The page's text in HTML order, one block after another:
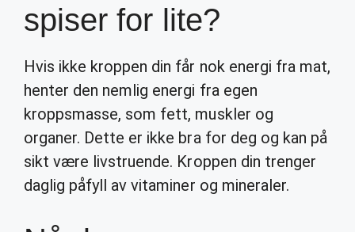
spiser for lite?
Hvis ikke kroppen din får nok energi fra mat,
henter den nemlig energi fra egen
kroppsmasse, som fett, muskler og
organer. Dette er ikke bra for deg og kan på
sikt være livstruende. Kroppen din trenger
daglig påfyll av vitaminer og mineraler.